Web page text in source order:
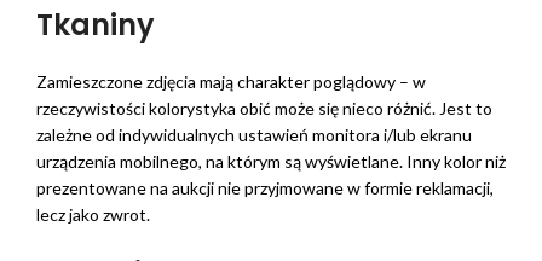
Tkaniny
Zamieszczone zdjęcia mają charakter poglądowy – w
rzeczywistości kolorystyka obić może się nieco różnić. Jest to
zależne od indywidualnych ustawień monitora i/lub ekranu
urządzenia mobilnego, na którym są wyświetlane. Inny kolor niż
prezentowane na aukcji nie przyjmowane w formie reklamacji,
lecz jako zwrot.